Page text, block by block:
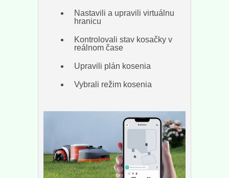
Nastavili a upravili virtuálnu
hranicu
Kontrolovali stav kosačky v
reálnom čase
Upravili plán kosenia
Vybrali režim kosenia